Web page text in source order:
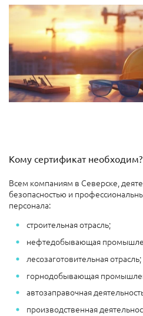
Кому сертификат необходим?
Всем компаниям в Северске,
безопасностью и
персонала:
строительная отрасль;
нефтедобывающая
лесозаготовительная отрасль;
горнодобывающая
автозаправочная
производственная